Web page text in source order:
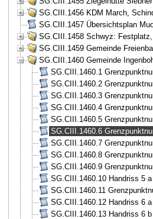
SG.CIII.1456 KDM March,
SG.CIII.1457 Übersichtsplan
SG.CIII.1458 Schwyz:
SG.CIII.1459 Gemeinde
SG.CIII.1460 Gemeinde
SG.CIII.1460.1
SG.CIII.1460.2
SG.CIII.1460.3
SG.CIII.1460.4
SG.CIII.1460.5
SG.CIII.1460.6
SG.CIII.1460.7
SG.CIII.1460.8
SG.CIII.1460.9
SG.CIII.1460.10 Handriss 5 a
SG.CIII.1460.11
SG.CIII.1460.12 Handriss 6 a
SG.CIII.1460.13 Handriss 6 b